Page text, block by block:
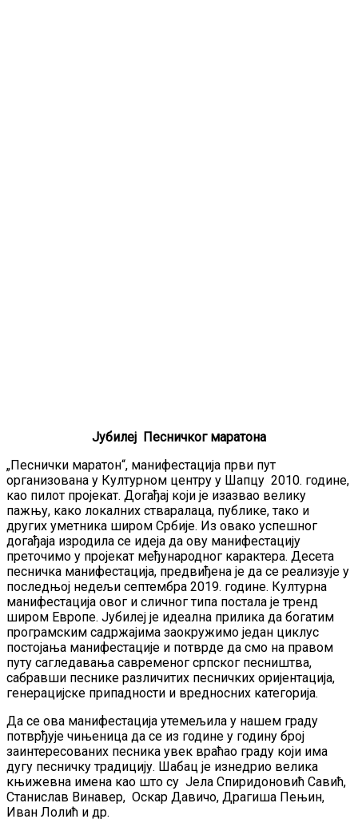
Јубилеј Песничког маратона
„Песнички маратон“, манифестација први пут
организована у Културном центру у Шапцу 2010. године,
као пилот пројекат. Догађај који је изазвао велику
пажњу, како локалних стваралаца, публике, тако и
других уметника широм Србије. Из овако успешног
догађаја изродила се идеја да ову манифестацију
преточимо у пројекат међународног карактера. Десета
песничка манифестација, предвиђена је да се реализује у
последњој недељи септембра 2019. године. Културна
манифестација овог и сличног типа постала је тренд
широм Европе. Јубилеј је идеална прилика да богатим
програмским садржајима заокружимо један циклус
постојања манифестације и потврде да смо на правом
путу сагледавања савременог српског песништва,
сабравши песнике различитих песничких оријентација,
генерацијске припадности и вредносних категорија.
Да се ова манифестација утемељила у нашем граду
потврђује чињеница да се из године у годину број
заинтересованих песника увек враћао граду који има
дугу песничку традицију. Шабац је изнедрио велика
књижевна имена као што су Јела Спиридоновић Савић,
Станислав Винавер, Оскар Давичо, Драгиша Пењин,
Иван Лолић и др.